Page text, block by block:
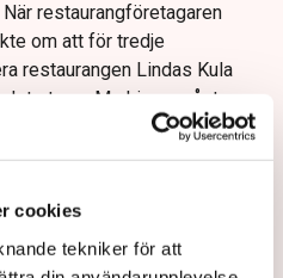
cookies
tekniker för att
restaurangföretagaren
om att för tredje
restaurangen Lindas Kula
stopp: Markisen måste
att den har funnits på
från 2015 och är
över uteserveringen de
kan det bli ett problem